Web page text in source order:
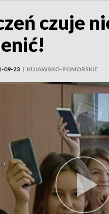
czuje
09-23 | KUJAWSKO-POMORSKIE